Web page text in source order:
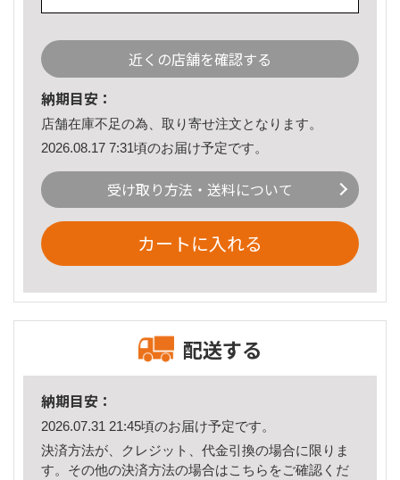
近くの店舗を確認する
納期目安：
店舗在庫不足の為、取り寄せ注文となります。
2026.08.17 7:31頃のお届け予定です。
受け取り方法・送料について
カートに入れる
配送する
納期目安：
2026.07.31 21:45頃のお届け予定です。
決済方法が、クレジット、代金引換の場合に限りま
す。その他の決済方法の場合はこちら をご確認くだ